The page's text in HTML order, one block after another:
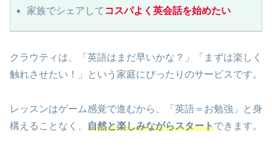
家族でシェアして コスパよく英会話を始めたい
クラウティは、「英語はまだ早いかな？」「まずは楽しく
触れさせたい！」という家庭にぴったりのサービスです。
レッスンはゲーム感覚で進むから、「英語＝お勉強」と身
構えることなく、 自然と楽しみながらスタートできます。